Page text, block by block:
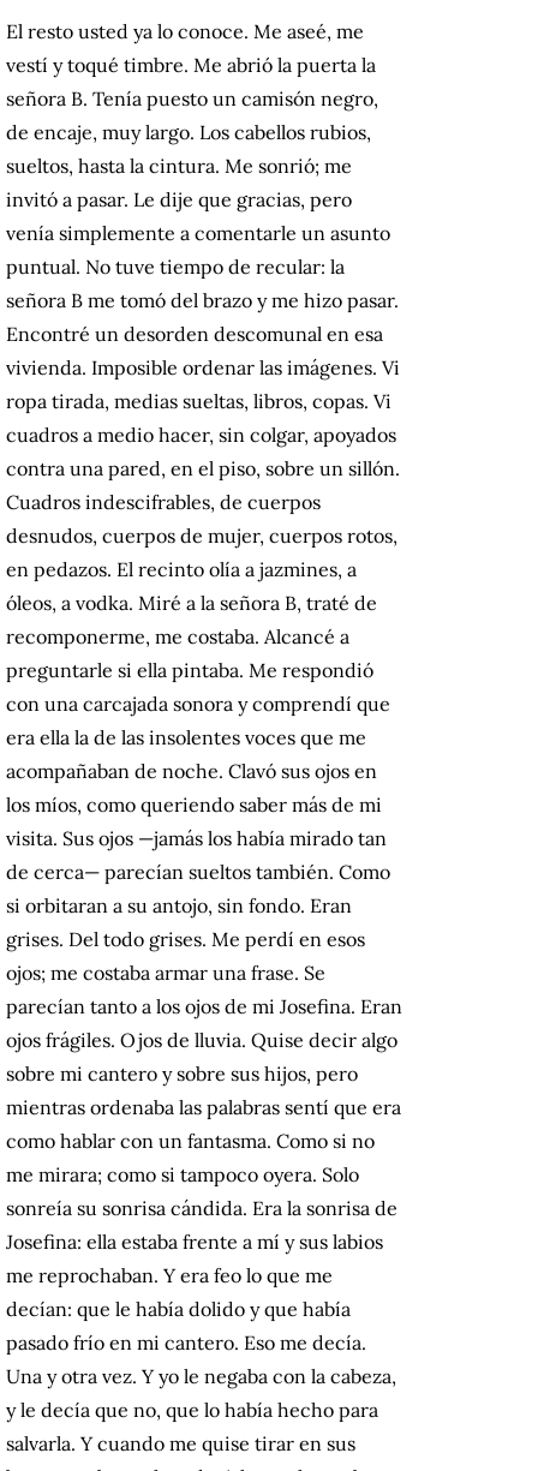
El resto usted ya lo conoce. Me aseé, me
vestí y toqué timbre. Me abrió la puerta la
señora B. Tenía puesto un camisón negro,
de encaje, muy largo. Los cabellos rubios,
sueltos, hasta la cintura. Me sonrió; me
invitó a pasar. Le dije que gracias, pero
venía simplemente a comentarle un asunto
puntual. No tuve tiempo de recular: la
señora B me tomó del brazo y me hizo pasar.
Encontré un desorden descomunal en esa
vivienda. Imposible ordenar las imágenes. Vi
ropa tirada, medias sueltas, libros, copas. Vi
cuadros a medio hacer, sin colgar, apoyados
contra una pared, en el piso, sobre un sillón.
Cuadros indescifrables, de cuerpos
desnudos, cuerpos de mujer, cuerpos rotos,
en pedazos. El recinto olía a jazmines, a
óleos, a vodka. Miré a la señora B, traté de
recomponerme, me costaba. Alcancé a
preguntarle si ella pintaba. Me respondió
con una carcajada sonora y comprendí que
era ella la de las insolentes voces que me
acompañaban de noche. Clavó sus ojos en
los míos, como queriendo saber más de mi
visita. Sus ojos —jamás los había mirado tan
de cerca— parecían sueltos también. Como
si orbitaran a su antojo, sin fondo. Eran
grises. Del todo grises. Me perdí en esos
ojos; me costaba armar una frase. Se
parecían tanto a los ojos de mi Josefina. Eran
ojos frágiles. Ojos de lluvia. Quise decir algo
sobre mi cantero y sobre sus hijos, pero
mientras ordenaba las palabras sentí que era
como hablar con un fantasma. Como si no
me mirara; como si tampoco oyera. Solo
sonreía su sonrisa cándida. Era la sonrisa de
Josefina: ella estaba frente a mí y sus labios
me reprochaban. Y era feo lo que me
decían: que le había dolido y que había
pasado frío en mi cantero. Eso me decía.
Una y otra vez. Y yo le negaba con la cabeza,
y le decía que no, que lo había hecho para
salvarla. Y cuando me quise tirar en sus